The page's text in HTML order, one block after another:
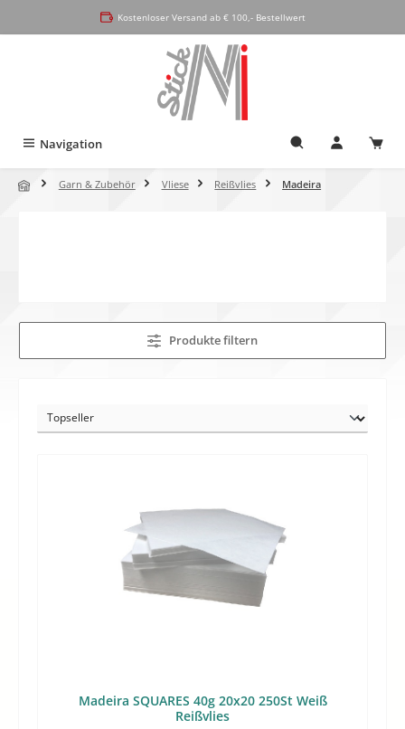
Kostenloser Versand ab € 100,- Bestellwert
Navigation
Garn & Zubehör Vliese Reißvlies Madeira
Produkte filtern
Madeira SQUARES 40g 20x20 250St Weiß
Reißvlies